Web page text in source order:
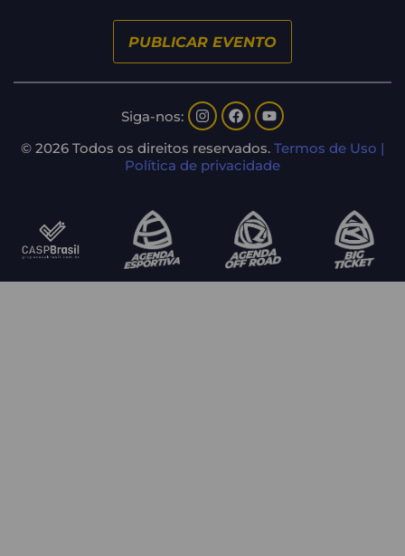
PUBLICAR EVENTO
Siga-nos:
© 2026 Todos os direitos reservados. Termos de Uso |
Política de privacidade